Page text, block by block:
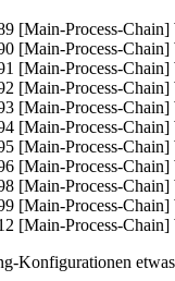
[Main-Process-
[Main-Process-
[Main-Process-
[Main-Process-
[Main-Process-
[Main-Process-
[Main-Process-
[Main-Process-
[Main-Process-
[Main-Process-
[Main-Process-
Konfigurationen